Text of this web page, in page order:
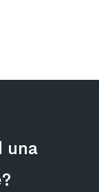
una